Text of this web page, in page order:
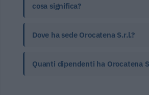
cosa significa?
Dove ha sede Orocatena S.r.l.?
Quanti dipendenti ha Orocatena